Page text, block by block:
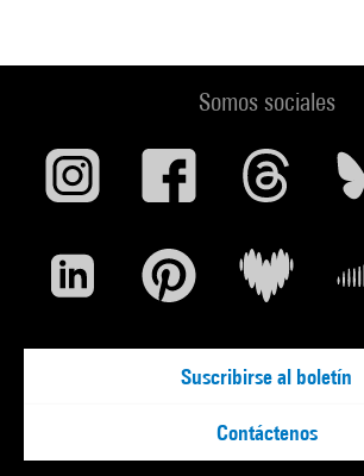
Somos sociales
Suscribirse al boletín
Contáctenos